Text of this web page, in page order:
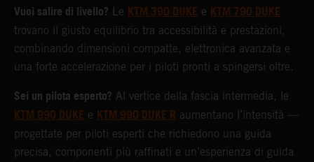
Vuoi salire di livello? Le KTM 390 DUKE e KTM 790 DUKE
trovano il giusto equilibrio tra accessibilità e prestazioni,
combinando dimensioni compatte, elettronica avanzata e
una forte accelerazione per i piloti pronti a spingersi oltre.
Sei un pilota esperto? Al vertice della fascia intermedia, le
KTM 990 DUKE e KTM 990 DUKE R aumentano l’intensità —
progettate per piloti esperti che richiedono una guida
precisa, componenti più raffinati e un’esperienza di guida